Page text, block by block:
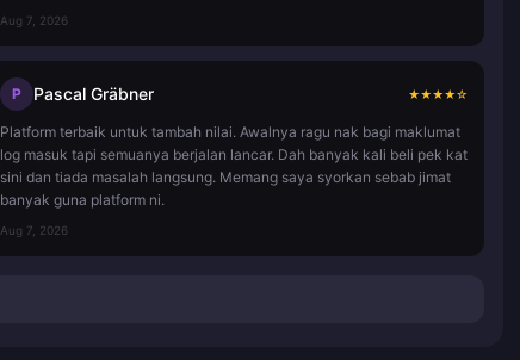
Aug 7, 2026
P Pascal Gräbner ★★★★☆
Platform terbaik untuk tambah nilai. Awalnya ragu nak bagi maklumat
log masuk tapi semuanya berjalan lancar. Dah banyak kali beli pek kat
sini dan tiada masalah langsung. Memang saya syorkan sebab jimat
banyak guna platform ni.
Aug 7, 2026